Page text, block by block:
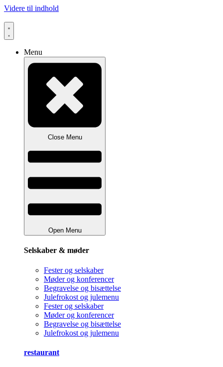
Videre til indhold
Menu
Close Menu
Open Menu
Selskaber & møder
Fester og selskaber
Møder og konferencer
Begravelse og bisættelse
Julefrokost og julemenu
Fester og selskaber
Møder og konferencer
Begravelse og bisættelse
Julefrokost og julemenu
restaurant